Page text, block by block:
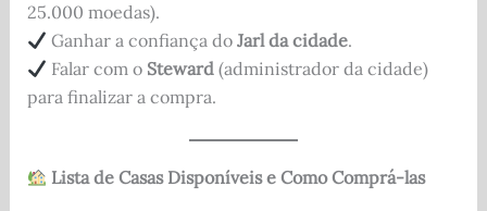
25.000 moedas).
Ganhar a confiança do Jarl da cidade.
Falar com o Steward(administrador da cidade)
para finalizar a compra.
Lista de Casas Disponíveis e Como Comprá-las